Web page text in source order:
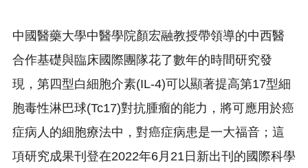
中國醫藥大學中醫學院顏宏融教授帶領導的中西醫
合作基礎與臨床國 際團隊花了數年的時間研究發
現，第四型白細胞介素(IL-4)可以顯著提高第17型細
胞毒性淋巴球(Tc17)對抗腫瘤的能力，將可應用於癌
症病人的細胞療法中， 對癌症病患是一大福音； 這
項研究成果刊登在2022年6月21日新出刊的國際科學